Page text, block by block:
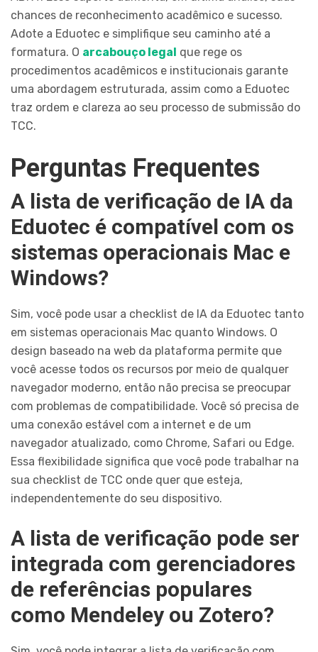
chances de reconhecimento acadêmico e sucesso.
Adote a Eduotec e simplifique seu caminho até a
formatura. O arcabouço legal que rege os
procedimentos acadêmicos e institucionais garante
uma abordagem estruturada, assim como a Eduotec
traz ordem e clareza ao seu processo de submissão do
TCC.
Perguntas Frequentes
A lista de verificação de IA da
Eduotec é compatível com os
sistemas operacionais Mac e
Windows?
Sim, você pode usar a checklist de IA da Eduotec tanto
em sistemas operacionais Mac quanto Windows. O
design baseado na web da plataforma permite que
você acesse todos os recursos por meio de qualquer
navegador moderno, então não precisa se preocupar
com problemas de compatibilidade. Você só precisa de
uma conexão estável com a internet e de um
navegador atualizado, como Chrome, Safari ou Edge.
Essa flexibilidade significa que você pode trabalhar na
sua checklist de TCC onde quer que esteja,
independentemente do seu dispositivo.
A lista de verificação pode ser
integrada com gerenciadores
de referências populares
como Mendeley ou Zotero?